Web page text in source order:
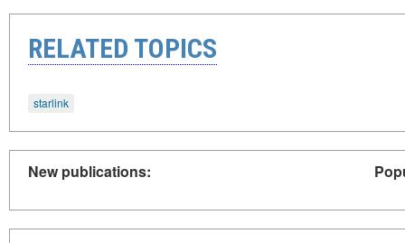
RELATED TOPICS
starlink
New publications: